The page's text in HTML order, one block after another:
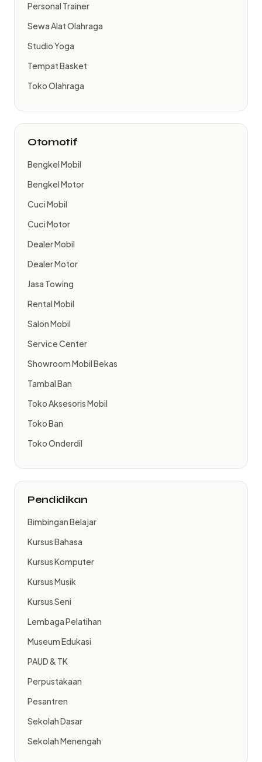
Personal Trainer
Sewa Alat Olahraga
Studio Yoga
Tempat Basket
Toko Olahraga
Otomotif
Bengkel Mobil
Bengkel Motor
Cuci Mobil
Cuci Motor
Dealer Mobil
Dealer Motor
Jasa Towing
Rental Mobil
Salon Mobil
Service Center
Showroom Mobil Bekas
Tambal Ban
Toko Aksesoris Mobil
Toko Ban
Toko Onderdil
Pendidikan
Bimbingan Belajar
Kursus Bahasa
Kursus Komputer
Kursus Musik
Kursus Seni
Lembaga Pelatihan
Museum Edukasi
PAUD & TK
Perpustakaan
Pesantren
Sekolah Dasar
Sekolah Menengah